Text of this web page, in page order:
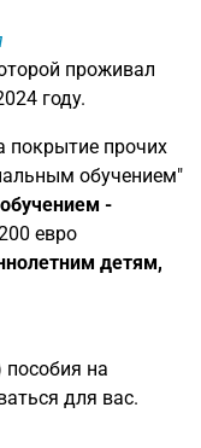
проживал
году.
покрытие прочих
обучением"
-
евро
детям,
пособия на
для вас.